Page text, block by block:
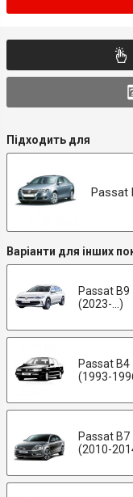
Підходить для
Passat
Варіанти для інших
Passat B9
(2023-...)
Passat B4
(1993-
Passat B7
(2010-